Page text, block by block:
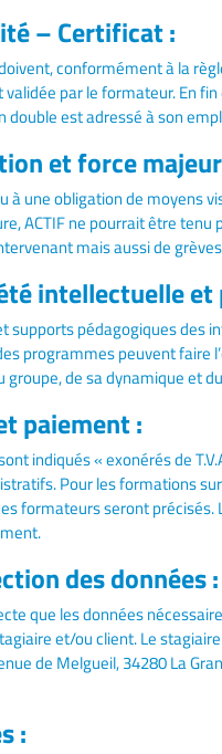
– Certificat :
conformément à la
validée par le formateur. En
double est adressé à son
et force
à une obligation de moyens
ACTIF ne pourrait être
mais aussi de
intellectuelle
supports pédagogiques des
programmes peuvent faire
groupe, de sa dynamique et
paiement :
indiqués « exonérés de
Pour les formations
formateurs seront
des données :
que les données
et/ou client. Le
de Melgueil, 34280 La
: